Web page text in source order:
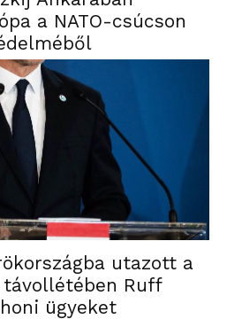
a NATO-csúcson
utazott a
távollétében Ruff
ügyeket